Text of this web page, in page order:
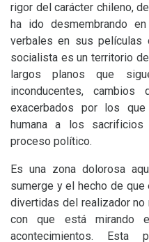
rigor del carácter chileno,
ha ido desmembrando
verbales en sus películas
socialista es un territorio
largos planos que
inconducentes,
exacerbados por los
humana a los
proceso político.
Es una zona dolorosa
sumerge y el hecho de
divertidas del realizador
con que está mirando
acontecimientos. Esta